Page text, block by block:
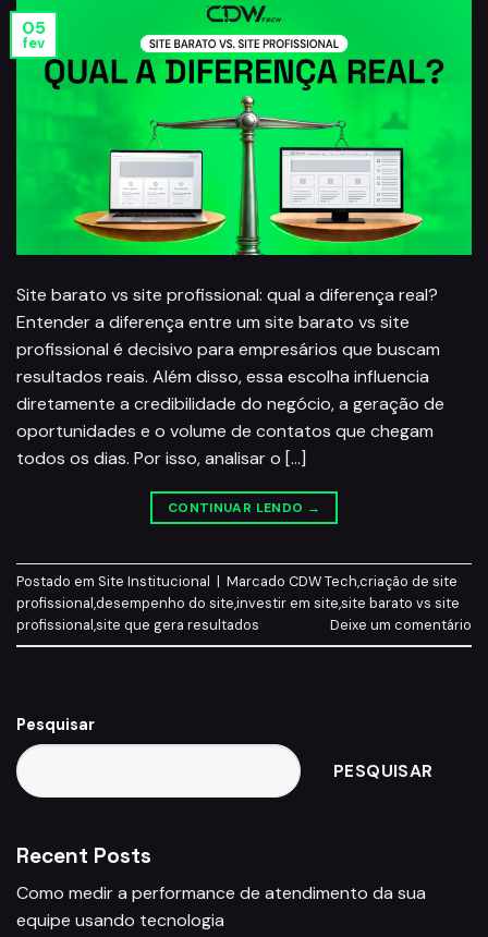
05
fev
Site barato vs site profissional: qual a diferença real?
Entender a diferença entre um site barato vs site
profissional é decisivo para empresários que buscam
resultados reais. Além disso, essa escolha influencia
diretamente a credibilidade do negócio, a geração de
oportunidades e o volume de contatos que chegam
todos os dias. Por isso, analisar o […]
CONTINUAR LENDO →
Postado em Site Institucional | Marcado CDW Tech,criação de site
profissional,desempenho do site,investir em site,site barato vs site
profissional,site que gera resultados Deixe um comentário
Pesquisar
PESQUISAR
Recent Posts
Como medir a performance de atendimento da sua
equipe usando tecnologia